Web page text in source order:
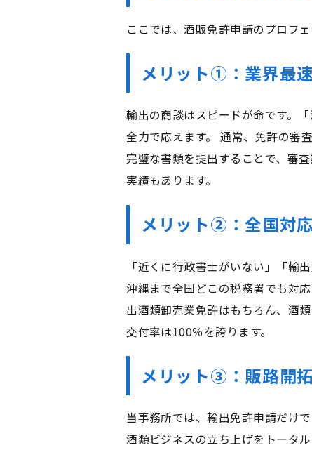
ここでは、酒販免許申請のプロフ
メリット①：業界最
輸出の商談はスピードが命です。
全力で応えます。 通常、免許の審
完璧な書類を提出することで、審
実績もあります。
メリット②：全国対
「近くに行政書士がいない」「輸
沖縄まで全国どこの税務署でも対
出酒類卸売業免許はもちろん、酒
交付率は100％を誇ります。
メリット③：販路開
当事務所では、輸出免許申請だけ
酒類ビジネスの立ち上げをトータル